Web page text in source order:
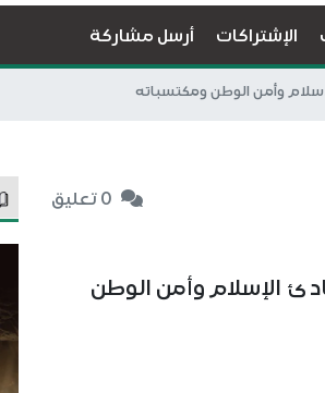
الإشتراكات أرسل مشاركة
وأمن الوطن ومكتسباته
0 تعليق
الإسلام وأمن الوطن